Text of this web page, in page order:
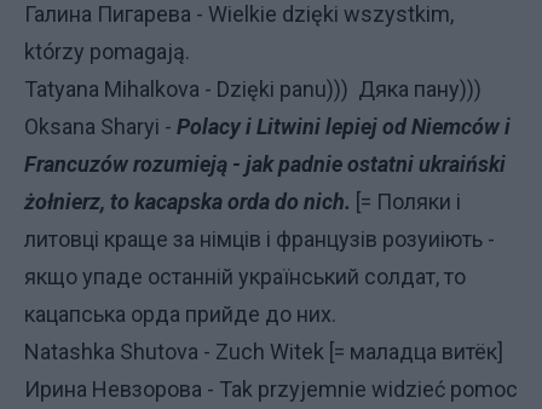
Галина Пигарева - Wielkie dzięki wszystkim,
którzy pomagają.
Tatyana Mihalkova - Dzięki panu))) Дяка пану)))
Oksana Sharyi - Polacy i Litwini lepiej od Niemców i
Francuzów rozumieją - jak padnie ostatni ukraiński
żołnierz, to kacapska orda do nich. [= Поляки і
литовці краще за німців і французів розуиіють -
якщо упаде останній український солдат, то
кацапська орда прийде до них.
Natashka Shutova - Zuch Witek [= маладца витёк]
Ирина Невзорова - Tak przyjemnie widzieć pomoc